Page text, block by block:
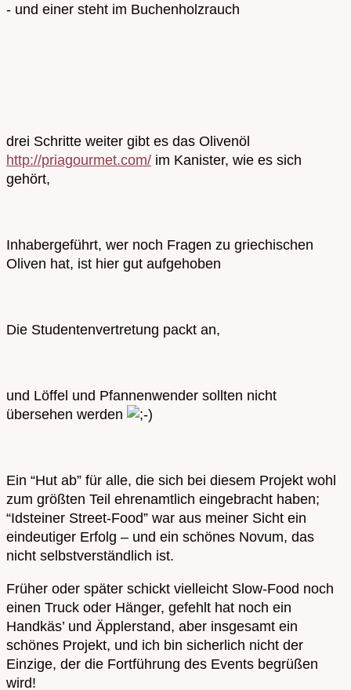
- und einer steht im Buchenholzrauch
drei Schritte weiter gibt es das Olivenöl
http://priagourmet.com/ im Kanister, wie es sich
gehört,
Inhabergeführt, wer noch Fragen zu griechischen
Oliven hat, ist hier gut aufgehoben
Die Studentenvertretung packt an,
und Löffel und Pfannenwender sollten nicht
übersehen werden
Ein “Hut ab” für alle, die sich bei diesem Projekt wohl
zum größten Teil ehrenamtlich eingebracht haben;
“Idsteiner Street-Food” war aus meiner Sicht ein
eindeutiger Erfolg – und ein schönes Novum, das
nicht selbstverständlich ist.
Früher oder später schickt vielleicht Slow-Food noch
einen Truck oder Hänger, gefehlt hat noch ein
Handkäs’ und Äpplerstand, aber insgesamt ein
schönes Projekt, und ich bin sicherlich nicht der
Einzige, der die Fortführung des Events begrüßen
wird!